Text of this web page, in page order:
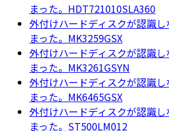
まった。HDT721010SLA360
外付けハードディスクが認識
まった。MK3259GSX
外付けハードディスクが認識
まった。MK3261GSYN
外付けハードディスクが認識
まった。MK6465GSX
外付けハードディスクが認識
まった。ST500LM012